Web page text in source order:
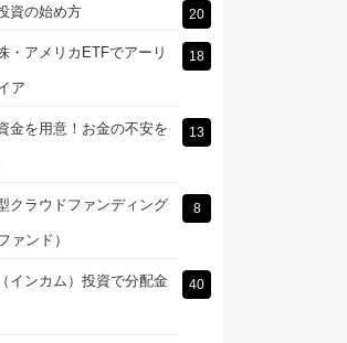
資の始め方 20
・アメリカETFでアーリ
ア
18
金を用意！お金の不安を 13
クラウドファンディング
ァンド）
8
インカム）投資で分配金 40